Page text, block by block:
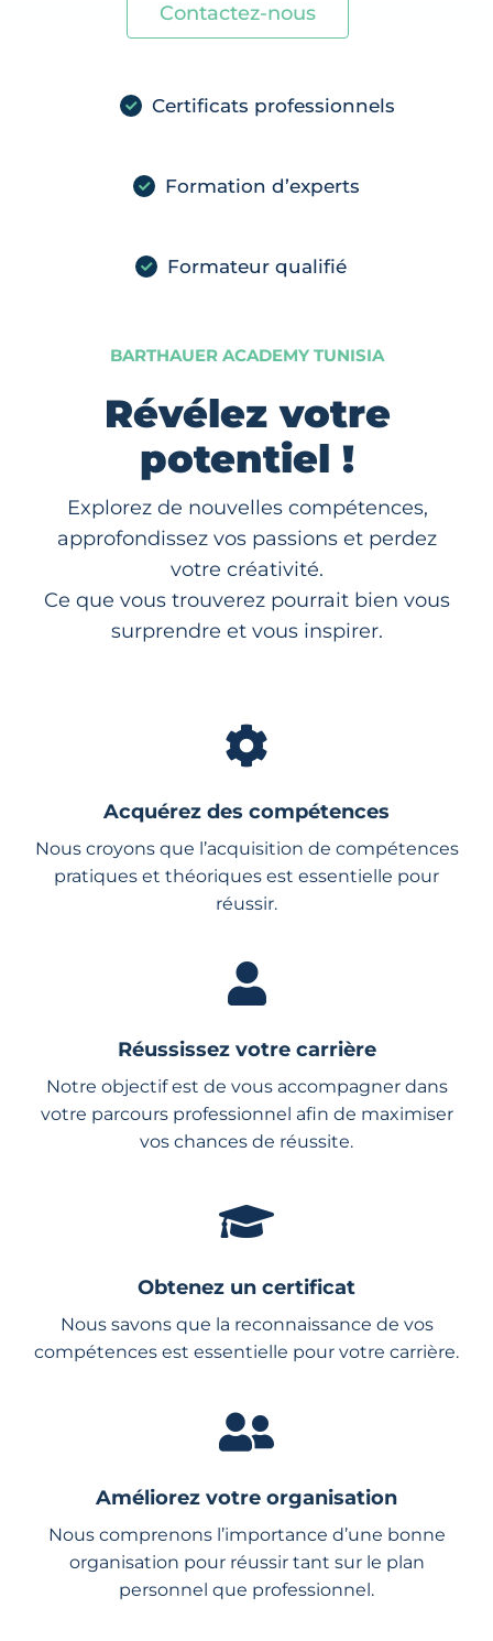
Contactez-nous
Certificats professionnels
Formation d’experts
Formateur qualifié
BARTHAUER ACADEMY TUNISIA
Révélez votre
potentiel !
Explorez de nouvelles compétences,
approfondissez vos passions et perdez
votre créativité.
Ce que vous trouverez pourrait bien vous
surprendre et vous inspirer.
Acquérez des compétences
Nous croyons que l’acquisition de compétences
pratiques et théoriques est essentielle pour
réussir.
Réussissez votre carrière
Notre objectif est de vous accompagner dans
votre parcours professionnel afin de maximiser
vos chances de réussite.
Obtenez un certificat
Nous savons que la reconnaissance de vos
compétences est essentielle pour votre carrière.
Améliorez votre organisation
Nous comprenons l’importance d’une bonne
organisation pour réussir tant sur le plan
personnel que professionnel.